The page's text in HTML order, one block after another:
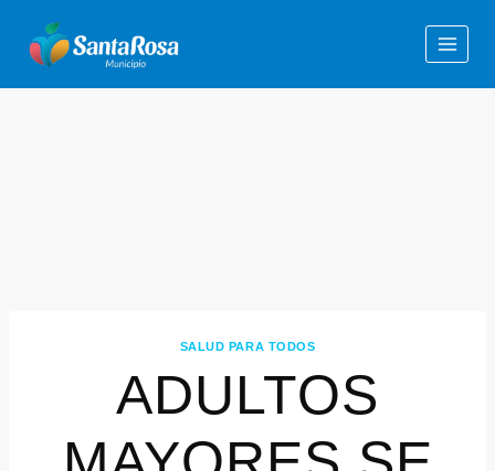
SALUD PARA TODOS
ADULTOS